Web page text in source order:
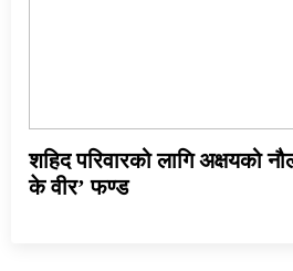
शहिद परिवारको लागि अक्षयको
के वीर’ फण्ड